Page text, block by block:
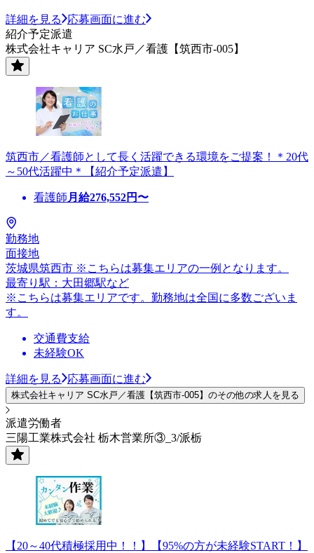
詳細を見る
応募画面に進む
紹介予定派遣
株式会社キャリア SC水戸／看護【筑西市-005】
筑西市／看護師として長く活躍できる環境をご提案！＊20代
～50代活躍中＊【紹介予定派遣】
看護師 月給276,552円〜
勤務地
面接地
茨城県筑西市 ※こちらは募集エリアの一例となります。
最寄り駅：大田郷駅など
※こちらは募集エリアです。勤務地は全国に多数ございま
す。
交通費支給
未経験OK
詳細を見る 応募画面に進む
株式会社キャリア SC水戸／看護【筑西市-005】のその他の求人を見る
派遣労働者
三陽工業株式会社 栃木営業所③_3/派栃
【20～40代積極採用中！！】【95%の方が未経験START！】